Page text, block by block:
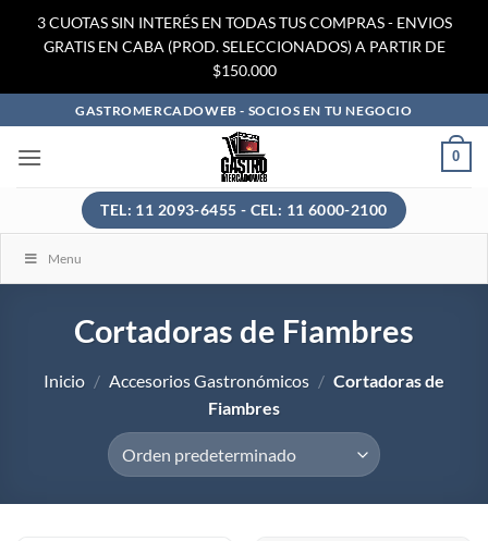
3 CUOTAS SIN INTERÉS EN TODAS TUS COMPRAS - ENVIOS
GRATIS EN CABA (PROD. SELECCIONADOS) A PARTIR DE
$150.000
al
contenido
GASTROMERCADOWEB - SOCIOS EN TU NEGOCIO
0
TEL: 11 2093-6455 - CEL: 11 6000-2100
Menu
Cortadoras de Fiambres
Inicio / Accesorios Gastronómicos / Cortadoras de
Fiambres